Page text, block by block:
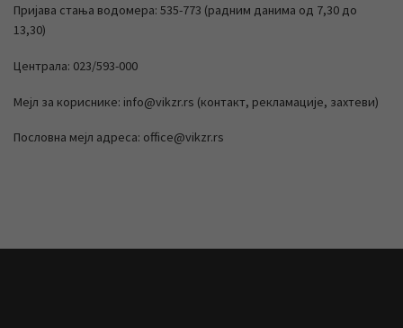
Пријава стања водомера: 535-773 (радним данима од 7,30 до
13,30)
Централа: 023/593-000
Мејл за кориснике: info@vikzr.rs (контакт, рекламације, захтеви)
Пословна мејл адреса: office@vikzr.rs